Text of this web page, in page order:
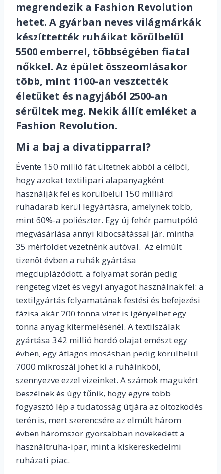
megrendezik a Fashion Revolution
hetet. A gyárban neves világmárkák
készíttették ruháikat körülbelül
5500 emberrel, többségében fiatal
nőkkel. Az épület összeomlásakor
több, mint 1100-an vesztették
életüket és nagyjából 2500-an
sérültek meg. Nekik állít emléket a
Fashion Revolution.
Mi a baj a divatipparral?
Évente 150 millió fát ültetnek abból a célból,
hogy azokat textilipari alapanyagként
használják fel és körülbelül 150 milliárd
ruhadarab kerül legyártásra, amelynek több,
mint 60%-a poliészter. Egy új fehér pamutpóló
megvásárlása annyi kibocsátással jár, mintha
35 mérföldet vezetnénk autóval. Az elmúlt
tizenöt évben a ruhák gyártása
megduplázódott, a folyamat során pedig
rengeteg vizet és vegyi anyagot használnak fel: a
textilgyártás folyamatának festési és befejezési
fázisa akár 200 tonna vizet is igényelhet egy
tonna anyag kitermelésénél. A textilszálak
gyártása 342 millió hordó olajat emészt egy
évben, egy átlagos mosásban pedig körülbelül
7000 mikroszál jöhet ki a ruháinkból,
szennyezve ezzel vizeinket. A számok magukért
beszélnek és úgy tűnik, hogy egyre több
fogyasztó lép a tudatosság útjára az öltözködés
terén is, mert szerencsére az elmúlt három
évben háromszor gyorsabban növekedett a
használtruha-ipar, mint a kiskereskedelmi
ruházati piac.